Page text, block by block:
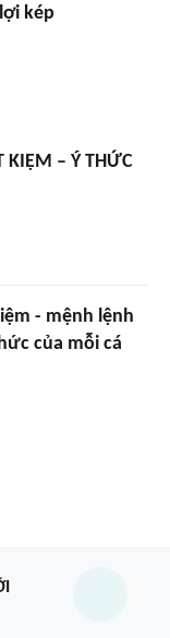
kép
KIỆM – Ý THỨC
- mệnh lệnh
của mỗi cá